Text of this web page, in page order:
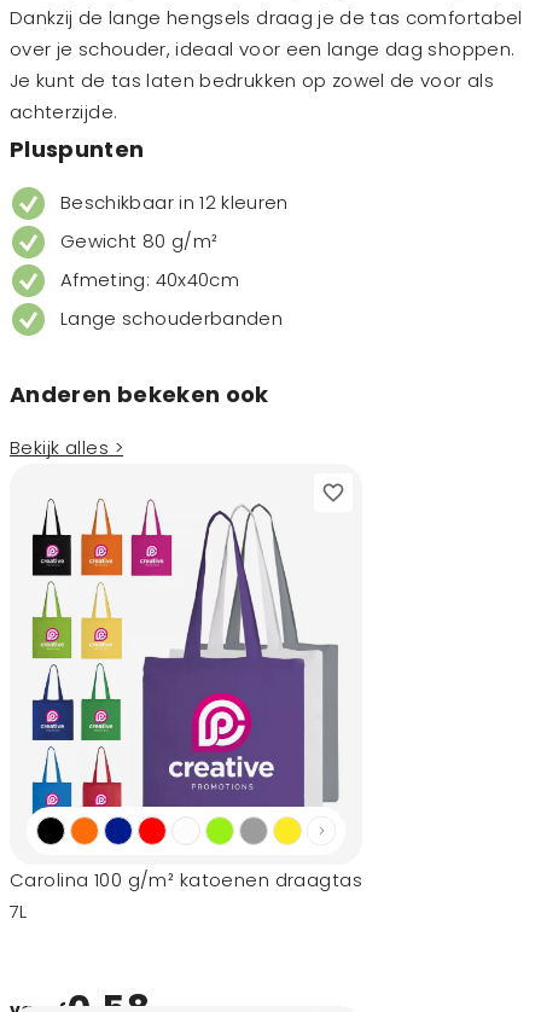
Dankzij de lange hengsels draag je de tas comfortabel
over je schouder, ideaal voor een lange dag shoppen.
Je kunt de tas laten bedrukken op zowel de voor als
achterzijde.
Pluspunten
Beschikbaar in 12 kleuren
Gewicht 80 g/m²
Afmeting: 40x40cm
Lange schouderbanden
Anderen bekeken ook
Bekijk alles >
Carolina 100 g/m² katoenen draagtas
7L